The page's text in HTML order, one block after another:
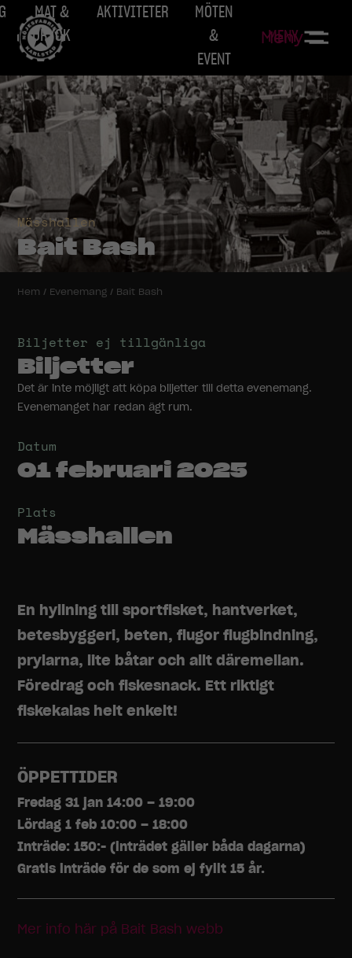
MAT &
DRYCK
AKTIVITETER
MÖTEN
&
EVENT
MENY
Meny
Mässhallen
Bait Bash
Hem / Evenemang / Bait Bash
Biljetter ej tillgänliga
Biljetter
Det är inte möjligt att köpa biljetter till detta evenemang.
Evenemanget har redan ägt rum.
Datum
01 februari 2025
Plats
Mässhallen
En hyllning till sportfisket, hantverket,
betesbyggeri, beten, flugor flugbindning,
prylarna, lite båtar och allt däremellan.
Föredrag och fiskesnack. Ett riktigt
fiskekalas helt enkelt!
ÖPPETTIDER
Fredag 31 jan 14:00 – 19:00
Lördag 1 feb 10:00 – 18:00
Inträde: 150:- (inträdet gäller båda dagarna)
Gratis inträde för de som ej fyllt 15 år.
Mer info här på Bait Bash webb